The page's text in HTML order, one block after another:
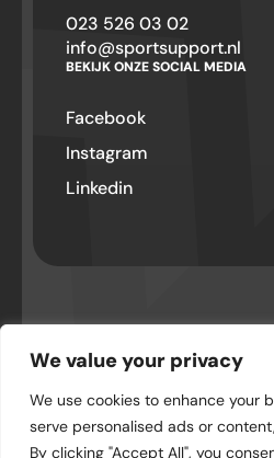
We value your privacy
We use cookies to enhance your
serve personalised ads or
By clicking "Accept All", you
023 526 03 02
info@sportsupport.nl
BEKIJK ONZE SOCIAL MEDIA
Facebook
Instagram
Linkedin
rechten